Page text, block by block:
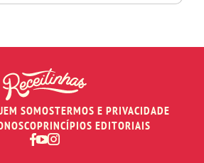
AIR FRYER
SOMOSTERMOS E PRIVACIDADE
PRINCÍPIOS EDITORIAIS